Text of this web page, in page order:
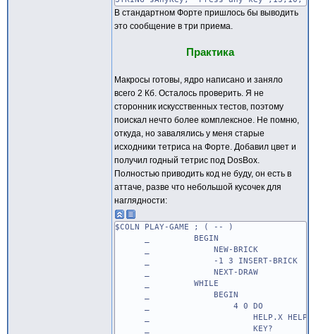
В стандартном Форте пришлось бы выводить
это сообщение в три приема.
Практика
Макросы готовы, ядро написано и заняло
всего 2 Кб. Осталось проверить. Я не
сторонник искусственных тестов, поэтому
поискал нечто более комплексное. Не помню,
откуда, но завалялись у меня старые
исходники тетриса на Форте. Добавил цвет и
получил годный тетрис под DosBox.
Полностью приводить код не буду, он есть в
аттаче, разве что небольшой кусочек для
наглядности:
$COLN PLAY-GAME ; ( -- )
_ BEGIN
_ NEW-BRICK
_ -1 3 INSERT-BRICK
_ NEXT-DRAW
_ WHILE
_ BEGIN
_ 4 0 DO
_ HELP.X HELP.Y
_ KEY?